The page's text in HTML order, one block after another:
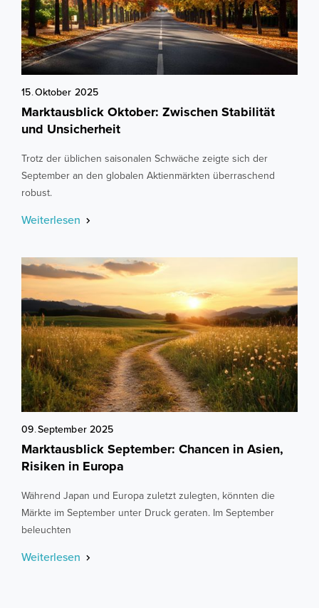
15.Oktober 2025
Marktausblick Oktober: Zwischen Stabilität
und Unsicherheit
Trotz der üblichen saisonalen Schwäche zeigte sich der
September an den globalen Aktienmärkten überraschend
robust.
Weiterlesen
09.September 2025
Marktausblick September: Chancen in Asien,
Risiken in Europa
Während Japan und Europa zuletzt zulegten, könnten die
Märkte im September unter Druck geraten. Im September
beleuchten
Weiterlesen